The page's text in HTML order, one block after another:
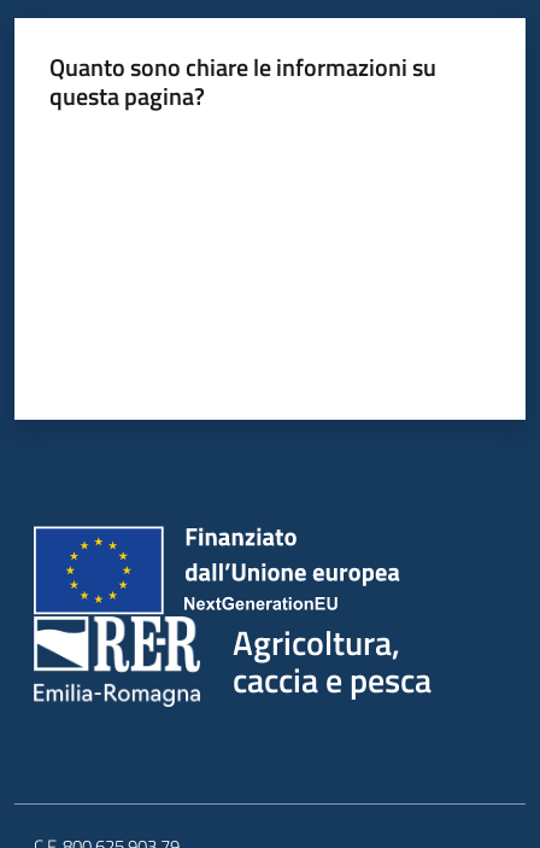
Quanto sono chiare le informazioni su
questa pagina?
Agricoltura,
caccia e pesca